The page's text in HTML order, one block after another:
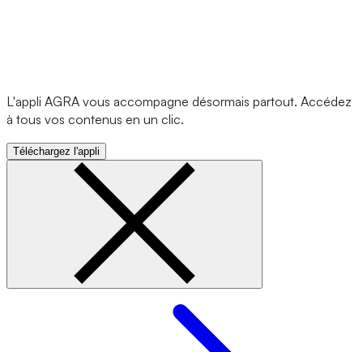
L'appli AGRA vous accompagne désormais partout. Accédez
à tous vos contenus en un clic.
Téléchargez l'appli